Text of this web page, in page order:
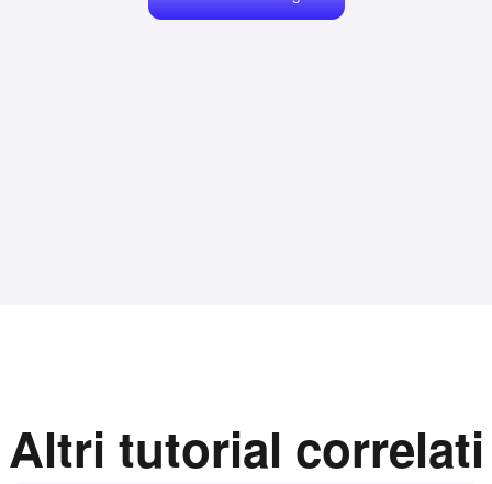
Altri tutorial correlati